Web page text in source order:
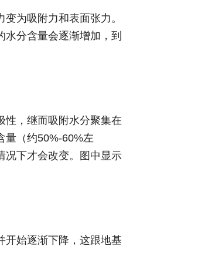
为吸附力和表面张力。
分含量会逐渐增加，到
性，继而吸附水分聚集在
量（约50%-60%左
况下才会改变。图中显示
开始逐渐下降，这跟地基